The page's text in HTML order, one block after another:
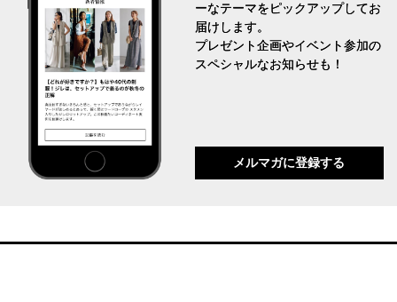
ーなテーマをピックアップしてお
届けします。
プレゼント企画やイベント参加の
スペシャルなお知らせも！
メルマガに登録する